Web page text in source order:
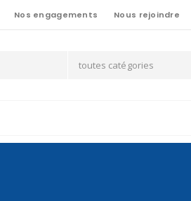
Nos engagements Nous rejoindre
toutes catégories